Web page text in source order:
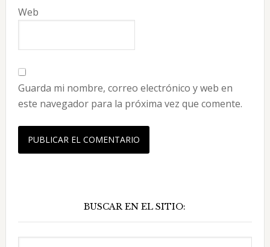
Web
Guarda mi nombre, correo electrónico y web en
este navegador para la próxima vez que comente.
principal
BUSCAR EN EL SITIO: